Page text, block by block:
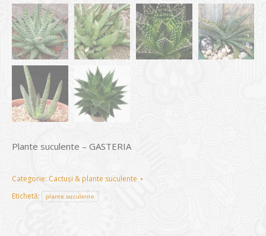
Plante suculente – GASTERIA
Categorie: Cactuși & plante suculente
Etichetă:
plante suculente